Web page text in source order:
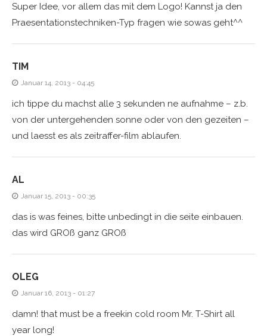
Super Idee, vor allem das mit dem Logo! Kannst ja den
Praesentationstechniken-Typ fragen wie sowas geht^^
TIM
Januar 14, 2013 - 04:45
ich tippe du machst alle 3 sekunden ne aufnahme – z.b.
von der untergehenden sonne oder von den gezeiten –
und laesst es als zeitraffer-film ablaufen.
AL
Januar 15, 2013 - 00:35
das is was feines, bitte unbedingt in die seite einbauen.
das wird GROß ganz GROß
OLEG
Januar 16, 2013 - 01:27
damn! that must be a freekin cold room Mr. T-Shirt all
year long!